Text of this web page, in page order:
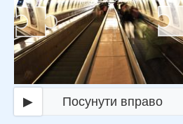
▶ Посунути вправо